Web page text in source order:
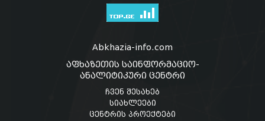
Abkhazia-info.com
აფხაზეთის საინფორმაციო-
ანალიტიკური ცენტრი
ჩვენ შესახებ
სიახლეები
ცენტრის პროექტები